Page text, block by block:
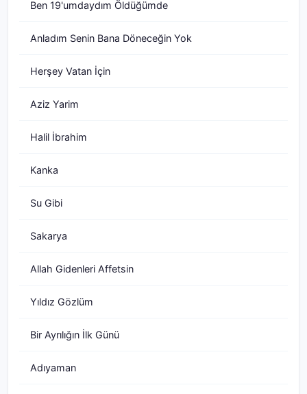
Ben 19'umdaydım Öldüğümde
Anladım Senin Bana Döneceğin Yok
Herşey Vatan İçin
Aziz Yarim
Halil İbrahim
Kanka
Su Gibi
Sakarya
Allah Gidenleri Affetsin
Yıldız Gözlüm
Bir Ayrılığın İlk Günü
Adıyaman